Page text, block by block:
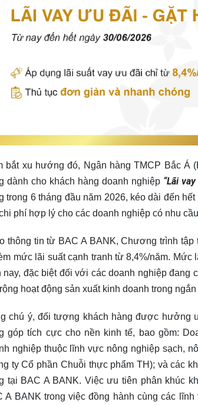
bắt xu hướng đó, Ngân hàng TMCP Bắc Á
dành cho khách hàng doanh nghiệp “Lãi
trong 6 tháng đầu năm 2026, kéo dài đến
phí hợp lý cho các doanh nghiệp có nhu
thông tin từ BAC A BANK, Chương trình
mức lãi suất cạnh tranh từ 8,4%/năm.
nay, đặc biệt đối với các doanh nghiệp đang
hoạt động sản xuất kinh doanh trong ngắn
chú ý, đối tượng khách hàng được hưởng
góp tích cực cho nền kinh tế, bao gồm:
nghiệp thuộc lĩnh vực nông nghiệp sạch,
ty Cổ phần Chuỗi thực phẩm TH); và các
tại BAC A BANK. Việc ưu tiên phân khúc
A BANK trong việc đồng hành cùng các